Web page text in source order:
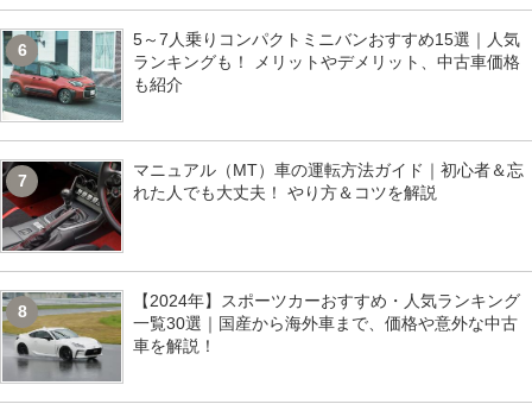
6
5～7人乗りコンパクトミニバンおすすめ15選｜人気
ランキングも！ メリットやデメリット、中古車価格
も紹介
7
マニュアル（MT）車の運転方法ガイド｜初心者＆忘
れた人でも大丈夫！ やり方＆コツを解説
8
【2024年】スポーツカーおすすめ・人気ランキング
一覧30選｜国産から海外車まで、価格や意外な中古
車を解説！